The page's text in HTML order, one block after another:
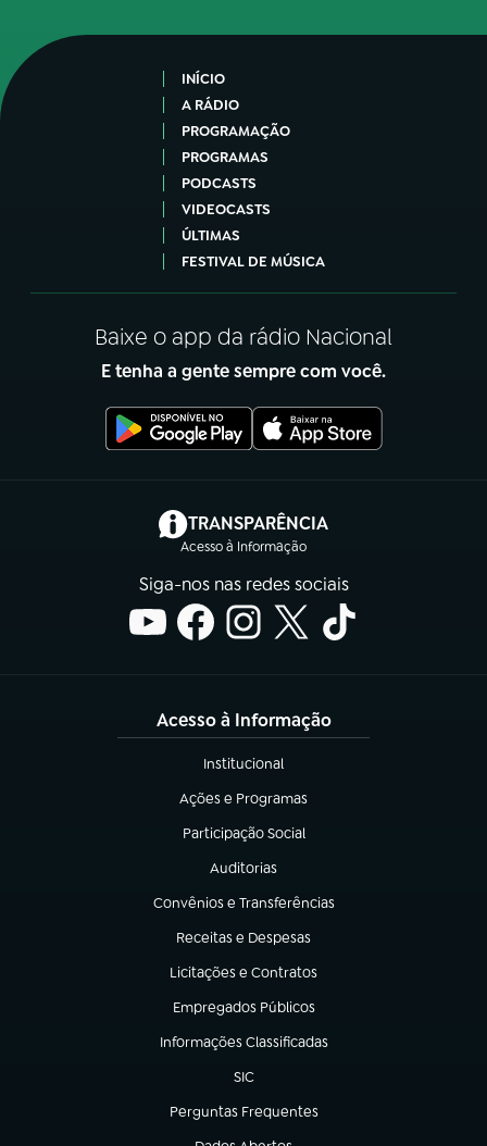
INÍCIO
A RÁDIO
PROGRAMAÇÃO
PROGRAMAS
PODCASTS
VIDEOCASTS
ÚLTIMAS
FESTIVAL DE MÚSICA
Baixe o app da rádio Nacional
E tenha a gente sempre com você.
TRANSPARÊNCIA
Acesso à Informação
(abre em nova aba)
Siga-nos nas redes sociais
Acesso à Informação
Institucional
(abre em nova aba)
Ações e Programas
(abre em nova aba)
Participação Social
(abre em nova aba)
Auditorias
(abre em nova aba)
Convênios e Transferências
(abre em nova aba)
Receitas e Despesas
(abre em nova aba)
Licitações e Contratos
(abre em nova aba)
Empregados Públicos
(abre em nova aba)
Informações Classificadas
(abre em nova aba)
SIC
(abre em nova aba)
Perguntas Frequentes
(abre em nova aba)